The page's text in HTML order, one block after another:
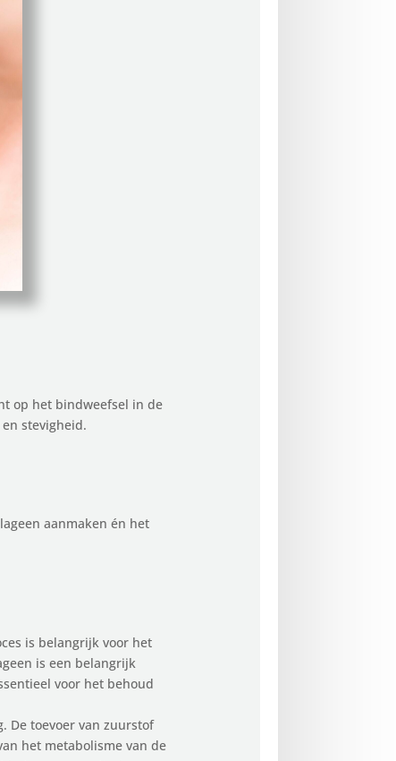
op het bindweefsel in de
stevigheid.
aanmaken én het
is belangrijk voor het
is een belangrijk
voor het behoud
De toevoer van zuurstof
het metabolisme van de